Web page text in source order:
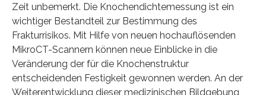
Zeit unbemerkt. Die Knochendichtemessung ist ein
wichtiger Bestandteil zur Bestimmung des
Frakturrisikos. Mit Hilfe von neuen hochauflösenden
MikroCT-Scannern können neue Einblicke in die
Veränderung der für die Knochenstruktur
entscheidenden Festigkeit gewonnen werden. An der
Weiterentwicklung dieser medizinischen Bildgebung